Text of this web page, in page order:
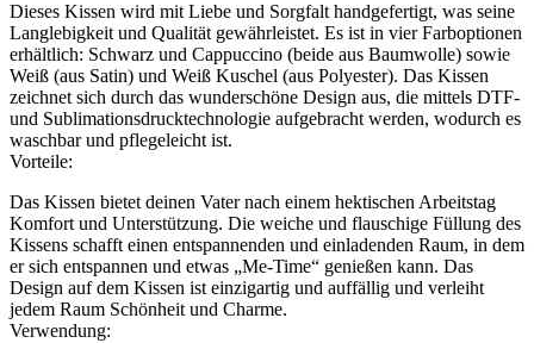
Dieses Kissen wird mit Liebe und Sorgfalt handgefertigt, was seine
Langlebigkeit und Qualität gewährleistet. Es ist in vier Farboptionen
erhältlich: Schwarz und Cappuccino (beide aus Baumwolle) sowie
Weiß (aus Satin) und Weiß Kuschel (aus Polyester). Das Kissen
zeichnet sich durch das wunderschöne Design aus, die mittels DTF-
und Sublimationsdrucktechnologie aufgebracht werden, wodurch es
waschbar und pflegeleicht ist.
Vorteile:
Das Kissen bietet deinen Vater nach einem hektischen Arbeitstag
Komfort und Unterstützung. Die weiche und flauschige Füllung des
Kissens schafft einen entspannenden und einladenden Raum, in dem
er sich entspannen und etwas „Me-Time“ genießen kann. Das
Design auf dem Kissen ist einzigartig und auffällig und verleiht
jedem Raum Schönheit und Charme.
Verwendung: